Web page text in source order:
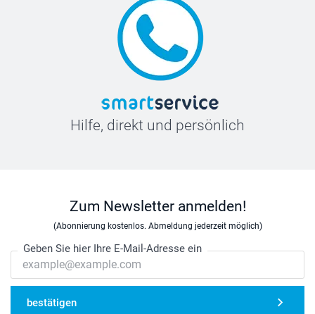
Hilfe, direkt und persönlich
Zum Newsletter anmelden!
(Abonnierung kostenlos. Abmeldung jederzeit möglich)
Geben Sie hier Ihre E-Mail-Adresse ein
bestätigen